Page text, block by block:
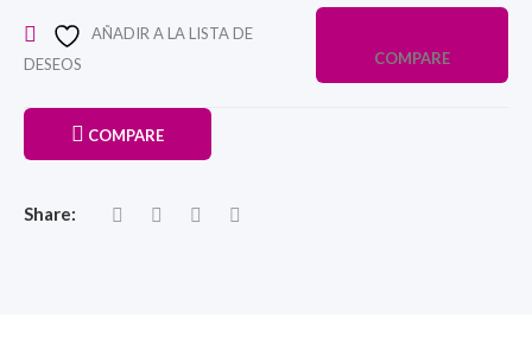
AÑADIR A LA LISTA DE
DESEOS
COMPARE
COMPARE
Share: